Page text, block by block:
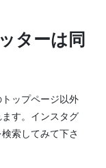
ターは同
ップページ以外
す。インスタグ
索してみて下さ